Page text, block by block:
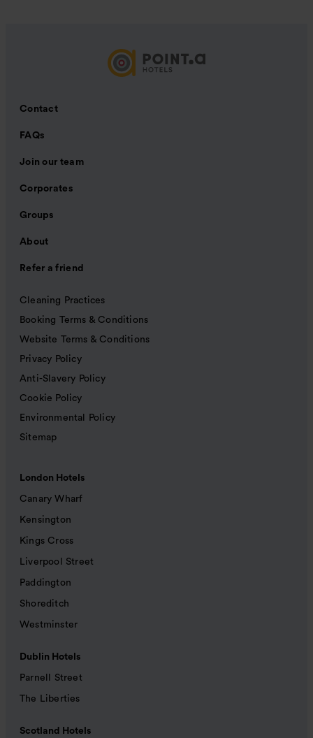
Contact
FAQs
Join our team
Corporates
Groups
About
Refer a friend
Cleaning Practices
Booking Terms & Conditions
Website Terms & Conditions
Privacy Policy
Anti-Slavery Policy
Cookie Policy
Environmental Policy
Sitemap
London Hotels
Canary Wharf
Kensington
Kings Cross
Liverpool Street
Paddington
Shoreditch
Westminster
Dublin Hotels
Parnell Street
The Liberties
Scotland Hotels